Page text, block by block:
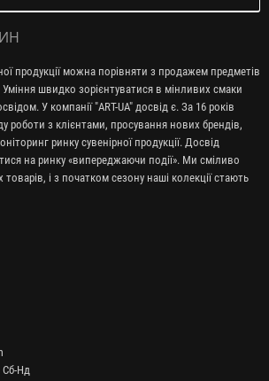
продукції можна порівняти з продажем предметів
Уміння швидко зорієнтуватися в мінливих смаки
У компанії "ART-UA" досвід є. За 16 років
роботи з клієнтами, просування нових брендів,
ринку сувенірної продукції. Досвід
на ринку «випереджаючи події». Ми сміливо
і з початком сезону наші колекції стають
Сб-Нд